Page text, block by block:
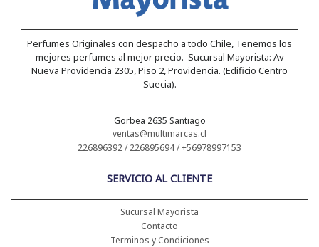
Perfumes Originales con despacho a todo Chile, Tenemos los
mejores perfumes al mejor precio. Sucursal Mayorista: Av
Nueva Providencia 2305, Piso 2, Providencia. (Edificio Centro
Suecia).
Gorbea 2635 Santiago
ventas@multimarcas.cl
226896392 / 226895694 / +56978997153
SERVICIO AL CLIENTE
Sucursal Mayorista
Contacto
Terminos y Condiciones